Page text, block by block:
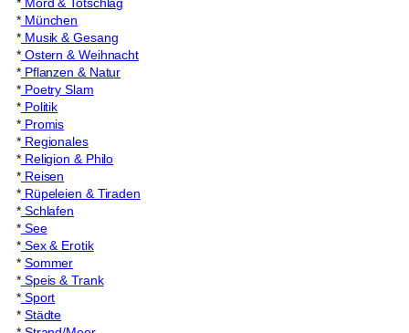
*München
*Musik & Gesang
*Ostern & Weihnacht
*Pflanzen & Natur
*Poetry Slam
*Politik
*Promis
*Regionales
*Religion & Philo
*Reisen
*Rüpeleien & Tiraden
*Schlafen
*See
*Sex & Erotik
* Sommer
*Speis & Trank
*Sport
* Städte